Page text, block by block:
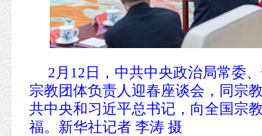
2月12日，中共中央政治局常委
宗教团体负责人迎春座谈会，同宗
共中央和习近平总书记，向全国宗
福。新华社记者 李涛 摄